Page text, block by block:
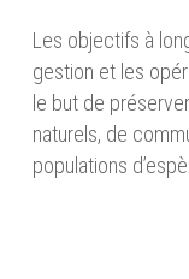
Les objectifs à
gestion et les
le but de
naturels, de
populations